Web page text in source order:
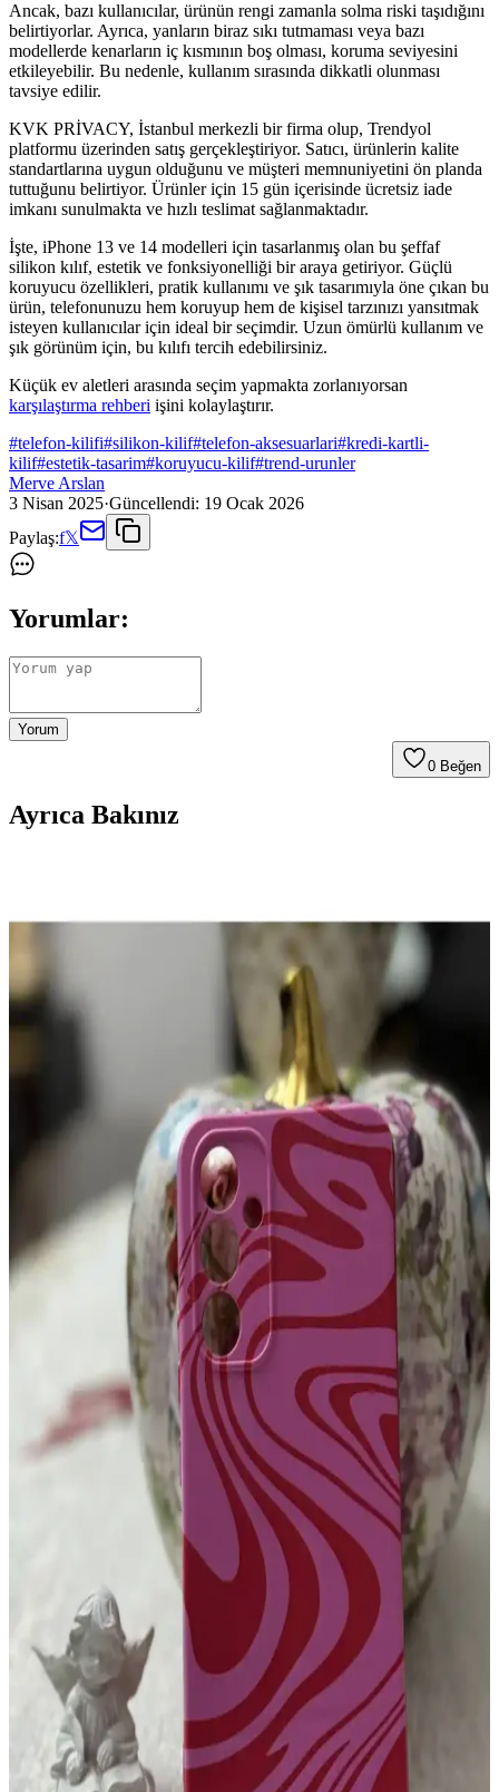
Ancak, bazı kullanıcılar, ürünün rengi zamanla solma riski taşıdığını
belirtiyorlar. Ayrıca, yanların biraz sıkı tutmaması veya bazı
modellerde kenarların iç kısmının boş olması, koruma seviyesini
etkileyebilir. Bu nedenle, kullanım sırasında dikkatli olunması
tavsiye edilir.
KVK PRİVACY, İstanbul merkezli bir firma olup, Trendyol
platformu üzerinden satış gerçekleştiriyor. Satıcı, ürünlerin kalite
standartlarına uygun olduğunu ve müşteri memnuniyetini ön planda
tuttuğunu belirtiyor. Ürünler için 15 gün içerisinde ücretsiz iade
imkanı sunulmakta ve hızlı teslimat sağlanmaktadır.
İşte, iPhone 13 ve 14 modelleri için tasarlanmış olan bu şeffaf
silikon kılıf, estetik ve fonksiyonelliği bir araya getiriyor. Güçlü
koruyucu özellikleri, pratik kullanımı ve şık tasarımıyla öne çıkan bu
ürün, telefonunuzu hem koruyup hem de kişisel tarzınızı yansıtmak
isteyen kullanıcılar için ideal bir seçimdir. Uzun ömürlü kullanım ve
şık görünüm için, bu kılıfı tercih edebilirsiniz.
Küçük ev aletleri arasında seçim yapmakta zorlanıyorsan
karşılaştırma rehberi işini kolaylaştırır.
#telefon-kilifi#silikon-kilif#telefon-aksesuarlari#kredi-kartli-
kilif#estetik-tasarim#koruyucu-kilif#trend-urunler
Merve Arslan
3 Nisan 2025·Güncellendi: 19 Ocak 2026
Paylaş:f𝕏
Yorumlar:
Yorum
0 Beğen
Ayrıca Bakınız
Silikon desenli iPhone 11 kılıfları, çeşitli desen ve renk
seçenekleriyle estetik ve koruma sağlar. Darbelere karşı dayanıklı,
şık ve kullanımı kolay bu kılıflar, telefonunuzu güvenle korur.
Samsung Galaxy A32 İçin Yüksek Koruma
Sağlayan Dayanıklı ve Estetik Kılıf Seçenekleri
Galaxy A32 için dayanıklı, şarj ve kamera erişimini engellemeyen
yüksek koruma sağlayan çeşitli tasarım ve renk seçenekleriyle
kılıflar, telefonun ömrünü uzatır ve kullanım deneyimini artırır.
Xiaomi Mi 11T Pro İçin En İyi Koruyucu ve Şık
Kılıf Seçenekleri
Xiaomi Mi 11T Pro kullanıcıları için dayanıklı, şık ve fonksiyonel
kılıf seçenekleri. Renk ve tasarım çeşitleriyle cihazınızı korurken
Samsung Galaxy S24 Ultra İçin Dayanıklı ve
Güvenilir Telefon Kılıfı Seçimi Rehberi
Samsung Galaxy S24 Ultra için dayanıklı ve kaliteli kılıflar,
cihazınızı darbelerden ve çizilmelerden korur. Uygun malzeme ve
kullanıcı yorumlarına dikkat ederek en iyi seçimi yapın.
A32 Telefonlar İçin Dayanıklı ve Yüksek Koruma
Sağlayan Kılıf Seçenekleri
A32 telefonlar için tasarlanmış dayanıklı kılıflar, yüksek koruma ve
şık tasarım sunar. Darbelere, çizilmelere karşı üstün koruma
sağlayan bu kılıflar, kullanım kolaylığı ve estetikle birleşir.
iPhone 14 için şeffaf silikon kılıf: estetik ve dayanıklı
koruma sağlayan tasarım
iPhone 14 için şeffaf silikon kılıf, estetik ve dayanıklı koruma sunar.
Orijinal tasarımı sergilemenize imkan tanırken, darbelere ve
çizilmelere karşı üstün koruma sağlar, kullanım kolaylığı ve şıklık bir
arada.